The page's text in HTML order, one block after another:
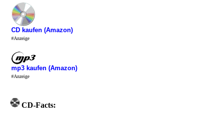
CD kaufen (Amazon)
#Anzeige
mp3 kaufen (Amazon)
#Anzeige
CD-Facts: